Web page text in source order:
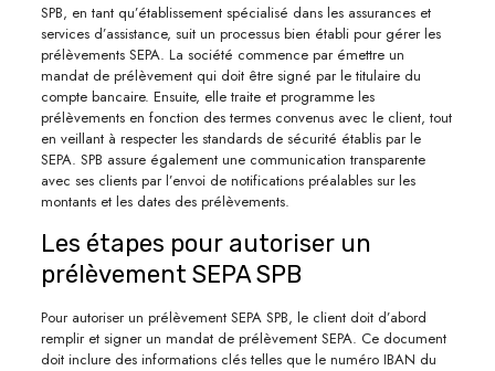
SPB, en tant qu’établissement spécialisé dans les assurances et
services d’assistance, suit un processus bien établi pour gérer les
prélèvements SEPA. La société commence par émettre un
mandat de prélèvement qui doit être signé par le titulaire du
compte bancaire. Ensuite, elle traite et programme les
prélèvements en fonction des termes convenus avec le client, tout
en veillant à respecter les standards de sécurité établis par le
SEPA. SPB assure également une communication transparente
avec ses clients par l’envoi de notifications préalables sur les
montants et les dates des prélèvements.
Les étapes pour autoriser un
prélèvement SEPA SPB
Pour autoriser un prélèvement SEPA SPB, le client doit d’abord
remplir et signer un mandat de prélèvement SEPA. Ce document
doit inclure des informations clés telles que le numéro IBAN du